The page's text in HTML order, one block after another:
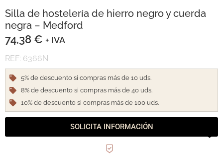
Silla de hostelería de hierro negro y cuerda
negra – Medford
74,38 € + IVA
REF: 6366N
5% de descuento si compras más de 10 uds.
8% de descuento si compras más de 40 uds.
10% de descuento si compras más de 100 uds.
SOLICITA INFORMACIÓN